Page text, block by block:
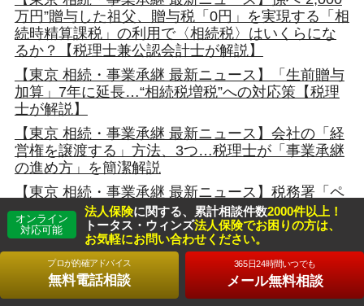
万円”贈与した祖父、贈与税「0円」を実現する「相
続時精算課税」の利用で〈相続税〉はいくらにな
るか？【税理士兼公認会計士が解説】
【東京 相続・事業承継 最新ニュース】「生前贈与
加算」7年に延長…“相続税増税”への対応策【税理
士が解説】
【東京 相続・事業承継 最新ニュース】会社の「経
営権を譲渡する」方法、3つ…税理士が「事業承継
の進め方」を簡潔解説
【東京 相続・事業承継 最新ニュース】税務署「ペ
ナルティを課します」「申告が必要なんて知らな
かった…」“4つの重税リスク”も。知らないと“大損
する”「贈与税」のホント【相続診断士が解説】
【東京 相続・事業承継 最新ニュース】自宅リフォ
ームで相続税がほぼゼロになることも 「節税に
なる改修」と「ムダな工事」の違い
オンライン
対応可能
法人保険に関する、累計相談件数2000件以上！
トータス・ウィンズ法人保険でお困りの方は、
お気軽にお問い合わせください。
プロが的確アドバイス
無料電話相談
365日24時間いつでも
メール無料相談